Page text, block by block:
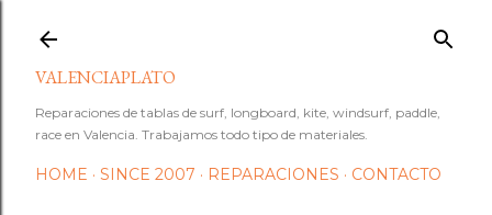
VALENCIAPLATO
Reparaciones de tablas de surf, longboard, kite, windsurf, paddle,
race en Valencia. Trabajamos todo tipo de materiales.
HOME SINCE 2007 REPARACIONES CONTACTO